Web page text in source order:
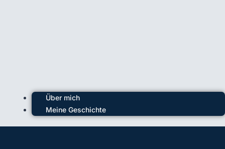
Über mich
Meine Geschichte